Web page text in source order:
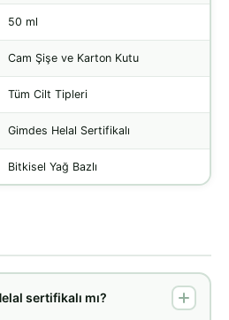
50 ml
Cam Şişe ve Karton Kutu
Tüm Cilt Tipleri
Gimdes Helal Sertifikalı
Bitkisel Yağ Bazlı
sertifikalı mı?